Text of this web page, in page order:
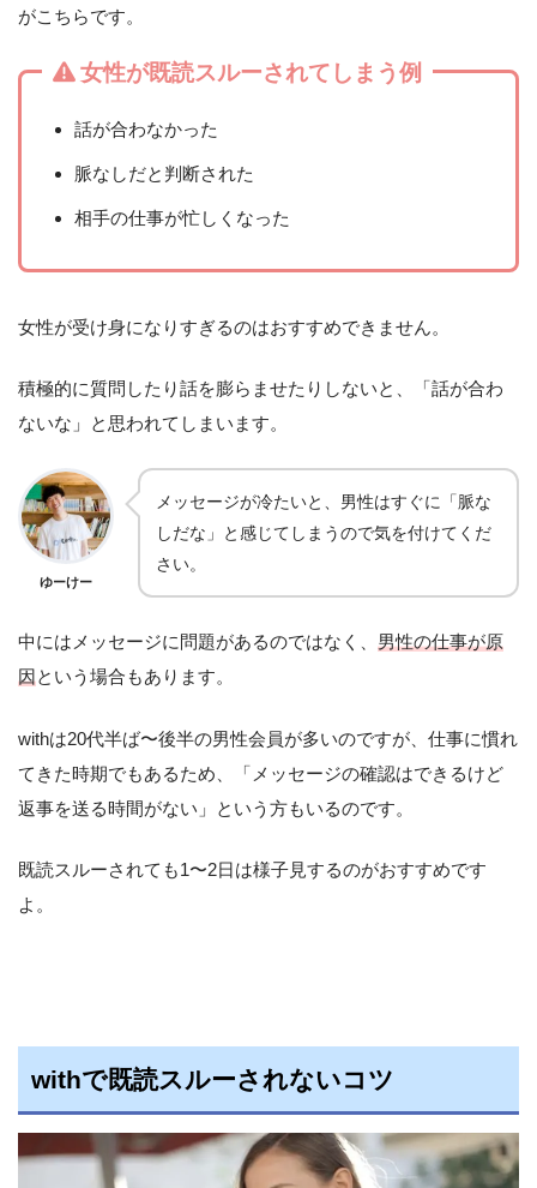
がこちらです。
女性が既読スルーされてしまう例
話が合わなかった
脈なしだと判断された
相手の仕事が忙しくなった
女性が受け身になりすぎるのはおすすめできません。
積極的に質問したり話を膨らませたりしないと、「話が合わ
ないな」と思われてしまいます。
ゆーけー
メッセージが冷たいと、男性はすぐに「脈な
しだな」と感じてしまうので気を付けてくだ
さい。
中にはメッセージに問題があるのではなく、 男性の仕事が原
因という場合もあります。
withは20代半ば〜後半の男性会員が多いのですが、仕事に慣れ
てきた時期でもあるため、「メッセージの確認はできるけど
返事を送る時間がない」という方もいるのです。
既読スルーされても1〜2日は様子見するのがおすすめです
よ。
withで既読スルーされないコツ